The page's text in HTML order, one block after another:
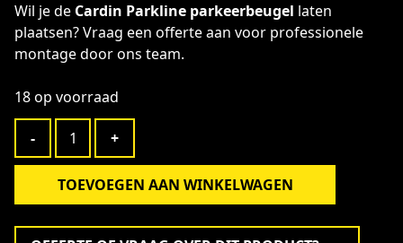
Wil je de Cardin Parkline parkeerbeugel laten
plaatsen? Vraag een offerte aan voor professionele
montage door ons team.
18 op voorraad
-
Parkeerbeugel
Parkline
aantal
+
TOEVOEGEN AAN WINKELWAGEN